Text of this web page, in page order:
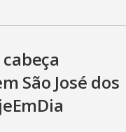
São José dos